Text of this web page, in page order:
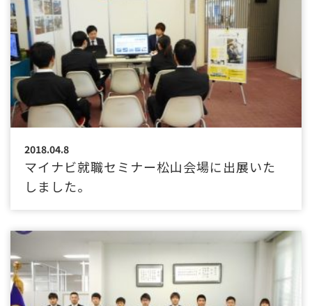
2018.04.8
マイナビ就職セミナー松山会場に出展いた
しました。